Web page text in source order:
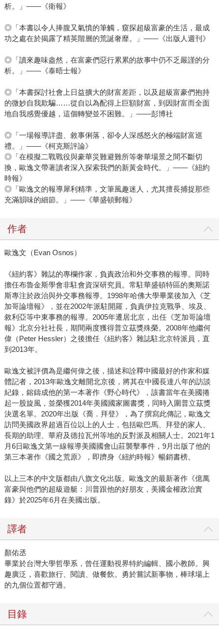
析。」——《衛報》
◎「本書以令人捧腹又氣憤的筆觸，窺探超級富豪的生活，最成
功之處在於揭露了精英階層的荒誕奢靡。」——《出版人週刊》
◎「讀來趣味盎然，在富豪們惡行累累的故事中仍不乏嚴謹的分
析。」——《泰晤士報》
◎「本書探討社會上日益擴大的財富差距，以及超級富豪們抱持
的微妙自我欺騙……從自以為配得上巨額財富，到因財富而全面
地自我感覺優越，這個轉變並不困難。」——彭博社
◎「一場報導詳盡、敘事俐落，卻令人深感怒火的極端財富巡
禮。」——《柯克斯評論》
◎「在模擬二戰戰役與豪華災難避難所等奢華場景之間不斷切
換，歐逸文帶著讀者深入探索我們的新黃金時代。」——《紐約
時報》
◎「歐逸文的報導犀利精準，文筆風趣迷人，尤其擅長捕捉那些
充滿韻味的細節。」——《華盛頓郵報》
作者
歐逸文（Evan Osnos）
《紐約客》雜誌的專欄作家，負責政治和外交事務的報導。同時
擔任布魯金斯學會非駐會資深研究員。常駐華盛頓特區的奧斯諾
斯專注於政治與外交事務報導。1998年哈佛大學畢業後加入《芝
加哥論壇報》，並在2002年派駐開羅，負責伊拉克戰爭、埃及、
敘利亞等中東事務的報導。2005年遷居北京，出任《芝加哥論壇
報》北京分社社長，期間兩度獲得普立茲獎殊榮。2008年他繼何
偉（Peter Hessler）之後擔任《紐約客》雜誌駐北京特派員，直
到2013年。
歐逸文被評價為是繼何偉之後，描述和詮釋中國最好的作家和媒
體記者，2013年歐逸文離開北京後，將其在中國長達八年的訪談
紀錄，鎔鑄成他的第一本著作《野心時代》，該書當年在美國捲
起一股旋風，並榮獲2014年美國國家圖書獎，同時入圍普立茲獎
決選名單。2020年出版《喬．拜登》，為了撰寫此傳記，歐逸文
訪問美國政界超過百位以上的人士，包括歐巴馬、拜登的家人、
長期的助理、華府及德拉瓦州等地的反對派及相關人士。2021年1
月6日歐逸文第一線報導美國國會山莊襲擊事件，9月出版了他的
第三本著作《國之荒原》，即躋身《紐約時報》暢銷書榜。
以上三本的中文版都由八旗文化出版。歐逸文的最新著作《億萬
富豪與他們的超級遊艇：川普跟他的好朋友，美國金權政治實
錄》於2025年6月在美國出版。
譯者
顏佑丞
畢業於台灣大學哲學系，曾任運動視界特約編輯、國小教師。興
趣廣泛，喜歡旅行、閱讀、做餐飲。勇於嘗試新事物，棒球場上
的九個位置都守過。
目錄